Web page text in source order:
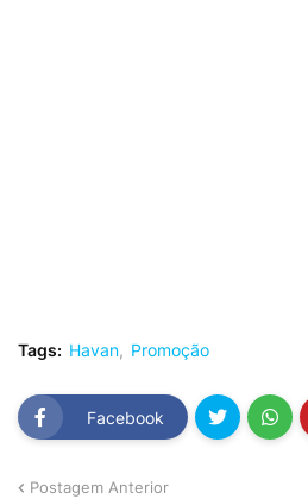
Tags: Havan Promoção
Facebook
Postagem Anterior